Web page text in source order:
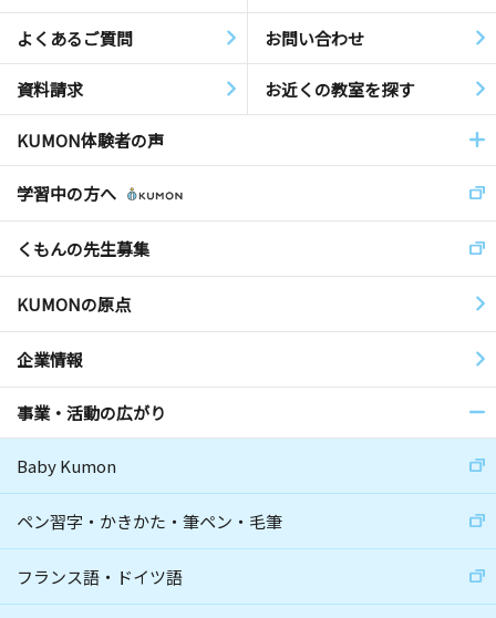
よくあるご質問 お問い合わせ
資料請求 お近くの教室を探す
KUMON体験者の声
学習中の方へ
くもんの先生募集
KUMONの原点
企業情報
事業・活動の広がり
Baby Kumon
ペン習字・かきかた・筆ペン・毛筆
フランス語・ドイツ語